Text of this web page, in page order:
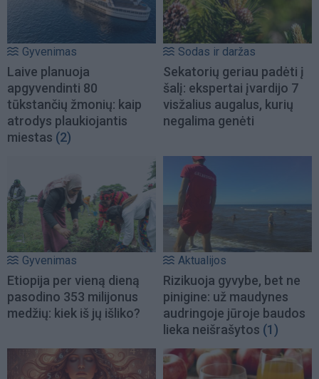
Gyvenimas
Laive planuoja
apgyvendinti 80
tūkstančių žmonių: kaip
atrodys plaukiojantis
miestas (2)
Sodas ir daržas
Sekatorių geriau padėti į
šalį: ekspertai įvardijo 7
visžalius augalus, kurių
negalima genėti
Gyvenimas
Etiopija per vieną dieną
pasodino 353 milijonus
medžių: kiek iš jų išliko?
Aktualijos
Rizikuoja gyvybe, bet ne
pinigine: už maudynes
audringoje jūroje baudos
lieka neišrašytos (1)